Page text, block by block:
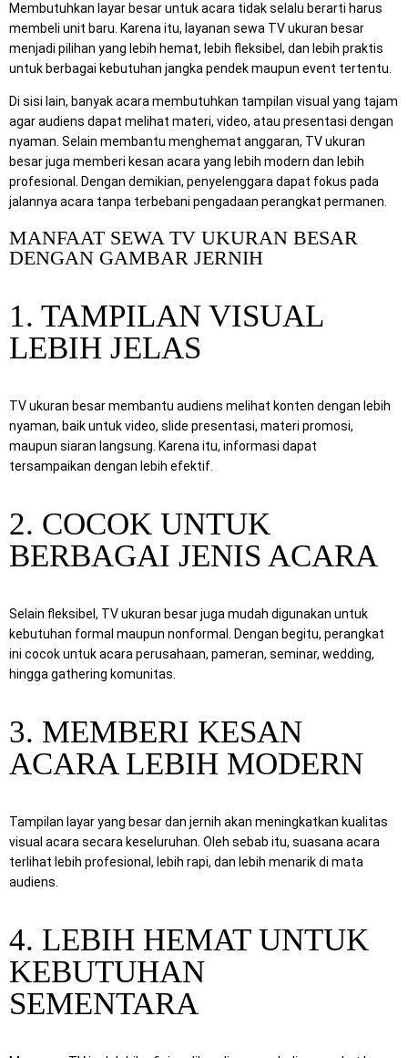
Membutuhkan layar besar untuk acara tidak selalu berarti harus
membeli unit baru. Karena itu, layanan sewa TV ukuran besar
menjadi pilihan yang lebih hemat, lebih fleksibel, dan lebih praktis
untuk berbagai kebutuhan jangka pendek maupun event tertentu.
Di sisi lain, banyak acara membutuhkan tampilan visual yang tajam
agar audiens dapat melihat materi, video, atau presentasi dengan
nyaman. Selain membantu menghemat anggaran, TV ukuran
besar juga memberi kesan acara yang lebih modern dan lebih
profesional. Dengan demikian, penyelenggara dapat fokus pada
jalannya acara tanpa terbebani pengadaan perangkat permanen.
MANFAAT SEWA TV UKURAN BESAR
DENGAN GAMBAR JERNIH
1. TAMPILAN VISUAL
LEBIH JELAS
TV ukuran besar membantu audiens melihat konten dengan lebih
nyaman, baik untuk video, slide presentasi, materi promosi,
maupun siaran langsung. Karena itu, informasi dapat
tersampaikan dengan lebih efektif.
2. COCOK UNTUK
BERBAGAI JENIS ACARA
Selain fleksibel, TV ukuran besar juga mudah digunakan untuk
kebutuhan formal maupun nonformal. Dengan begitu, perangkat
ini cocok untuk acara perusahaan, pameran, seminar, wedding,
hingga gathering komunitas.
3. MEMBERI KESAN
ACARA LEBIH MODERN
Tampilan layar yang besar dan jernih akan meningkatkan kualitas
visual acara secara keseluruhan. Oleh sebab itu, suasana acara
terlihat lebih profesional, lebih rapi, dan lebih menarik di mata
audiens.
4. LEBIH HEMAT UNTUK
KEBUTUHAN
SEMENTARA